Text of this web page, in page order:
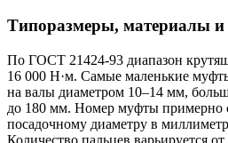
Типоразмеры, материалы и
По ГОСТ 21424-93 диапазон
16 000 Н·м. Самые маленькие
на валы диаметром 10–14 мм,
до 180 мм. Номер муфты примерно
посадочному диаметру в
Количество пальцев варьируется